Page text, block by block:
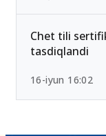
Chet tili
tasdiqlandi
16-iyun 16:02